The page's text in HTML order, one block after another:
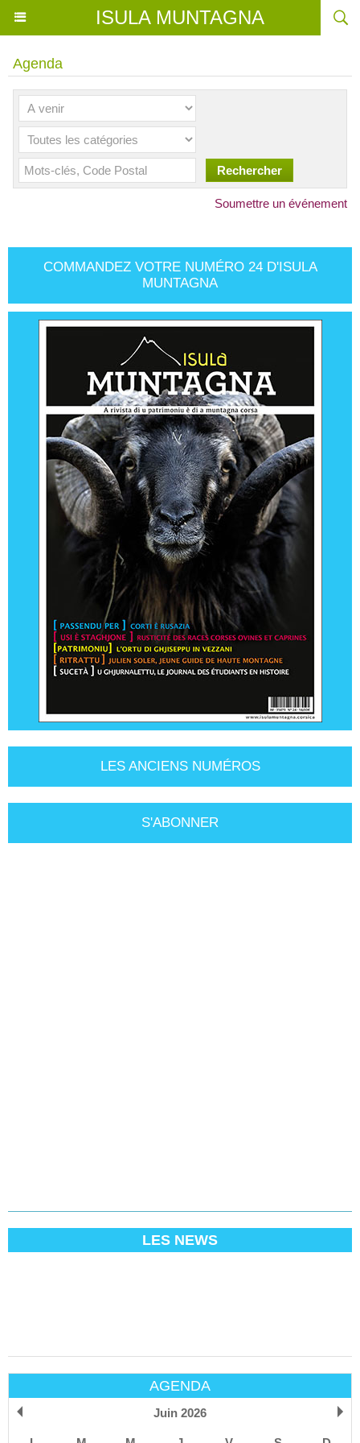
ISULA MUNTAGNA
Agenda
Soumettre un événement
COMMANDEZ VOTRE NUMÉRO 24 D'ISULA
MUNTAGNA
LES ANCIENS NUMÉROS
S'ABONNER
LES NEWS
AGENDA
Juin 2026